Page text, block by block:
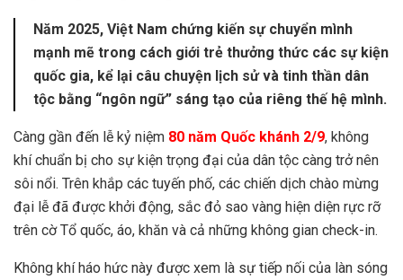
Năm 2025, Việt Nam chứng kiến sự chuyển mình
mạnh mẽ trong cách giới trẻ thưởng thức các sự kiện
quốc gia, kể lại câu chuyện lịch sử và tinh thần dân
tộc bằng “ngôn ngữ” sáng tạo của riêng thế hệ mình.
Càng gần đến lễ kỷ niệm 80 năm Quốc khánh 2/9, không
khí chuẩn bị cho sự kiện trọng đại của dân tộc càng trở nên
sôi nổi. Trên khắp các tuyến phố, các chiến dịch chào mừng
đại lễ đã được khởi động, sắc đỏ sao vàng hiện diện rực rỡ
trên cờ Tổ quốc, áo, khăn và cả những không gian check-in.
Không khí háo hức này được xem là sự tiếp nối của làn sóng